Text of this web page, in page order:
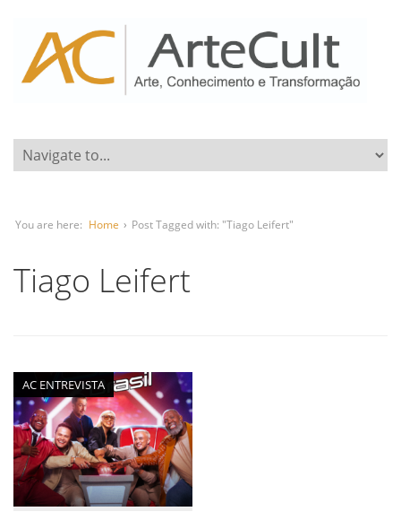
You are here: Home › Post Tagged with: "Tiago Leifert"
Tiago Leifert
AC ENTREVISTA